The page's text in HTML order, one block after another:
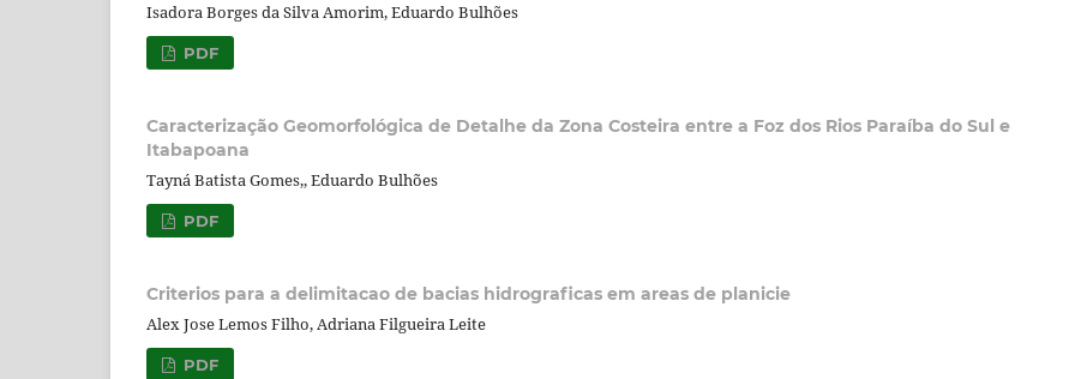
Isadora Borges da Silva Amorim, Eduardo Bulhões
PDF
Caracterização Geomorfológica de Detalhe da Zona Costeira entre a Foz dos Rios Paraíba do Sul e
Itabapoana
Tayná Batista Gomes,, Eduardo Bulhões
PDF
Criterios para a delimitacao de bacias hidrograficas em areas de planicie
Alex Jose Lemos Filho, Adriana Filgueira Leite
PDF